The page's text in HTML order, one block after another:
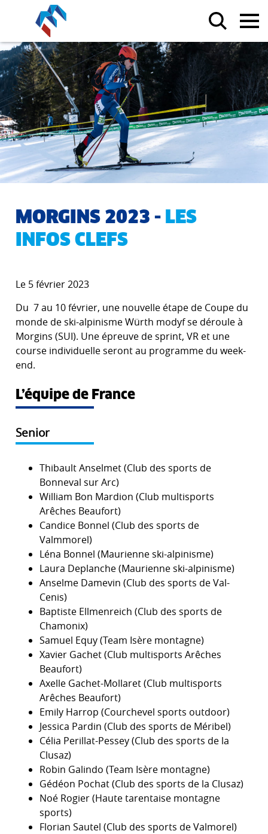
MORGINS 2023 - LES
INFOS CLEFS
Le 5 février 2023
Du 7 au 10 février, une nouvelle étape de Coupe du
monde de ski-alpinisme Würth modyf se déroule à
Morgins (SUI). Une épreuve de sprint, VR et une
course individuelle seront au programme du week-
end.
L’équipe de France
Senior
Thibault Anselmet (Club des sports de
Bonneval sur Arc)
William Bon Mardion (Club multisports
Arêches Beaufort)
Candice Bonnel (Club des sports de
Valmmorel)
Léna Bonnel (Maurienne ski-alpinisme)
Laura Deplanche (Maurienne ski-alpinisme)
Anselme Damevin (Club des sports de Val-
Cenis)
Baptiste Ellmenreich (Club des sports de
Chamonix)
Samuel Equy (Team Isère montagne)
Xavier Gachet (Club multisports Arêches
Beaufort)
Axelle Gachet-Mollaret (Club multisports
Arêches Beaufort)
Emily Harrop (Courchevel sports outdoor)
Jessica Pardin (Club des sports de Méribel)
Célia Perillat-Pessey (Club des sports de la
Clusaz)
Robin Galindo (Team Isère montagne)
Gédéon Pochat (Club des sports de la Clusaz)
Noé Rogier (Haute tarentaise montagne
sports)
Florian Sautel (Club des sports de Valmorel)